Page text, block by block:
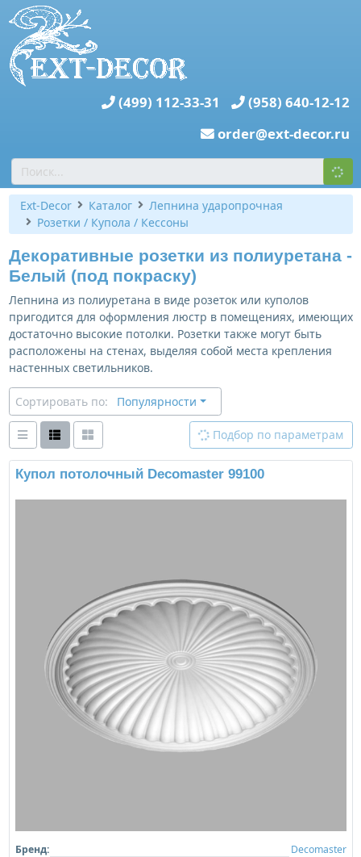
(499) 112-33-31
(958) 640-12-12
order@ext-decor.ru
Ext-Decor Каталог
Лепнина ударопрочная
Розетки / Купола / Кессоны
Декоративные розетки из полиуретана -
Белый (под покраску)
Лепнина из полиуретана в виде розеток или куполов
пригодится для оформления люстр в помещениях, имеющих
достаточно высокие потолки. Розетки также могут быть
расположены на стенах, выделяя собой места крепления
настенных светильников.
Сортировать по: Популярности
Подбор по параметрам
Купол потолочный Decomaster 99100
Бренд:
Decomaster